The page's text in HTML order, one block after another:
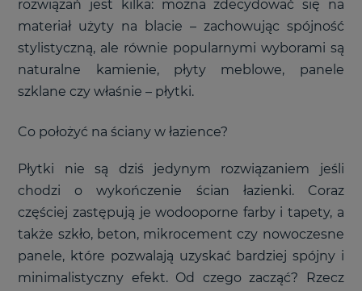
rozwiązań jest kilka: można zdecydować się na
materiał użyty na blacie – zachowując spójność
stylistyczną, ale równie popularnymi wyborami są
naturalne kamienie, płyty meblowe, panele
szklane czy właśnie – płytki.
Co położyć na ściany w łazience?
Płytki nie są dziś jedynym rozwiązaniem jeśli
chodzi o wykończenie ścian łazienki. Coraz
częściej zastępują je wodooporne farby i tapety, a
także szkło, beton, mikrocement czy nowoczesne
panele, które pozwalają uzyskać bardziej spójny i
minimalistyczny efekt. Od czego zacząć? Rzecz